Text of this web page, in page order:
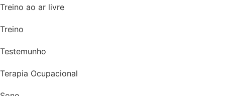
Treino ao ar livre
Treino
Testemunho
Terapia Ocupacional